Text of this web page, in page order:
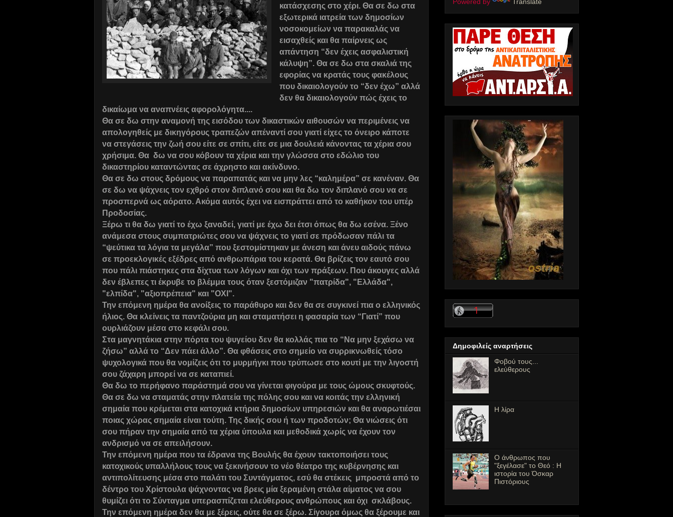
κατάσχεσης στο χέρι. Θα σε δω στα
εξωτερικά ιατρεία των δημοσίων
νοσοκομείων να παρακαλάς να
εισαχθείς και θα παίρνεις ως
απάντηση “δεν έχεις ασφαλιστική
κάλυψη”. Θα σε δω στα σκαλιά της
εφορίας να κρατάς τους φακέλους
που δικαιολογούν το “δεν έχω” αλλά
δεν θα δικαιολογούν πώς έχεις το
δικαίωμα να αναπνέεις αφορολόγητα....
Θα σε δω στην αναμονή της εισόδου των δικαστικών αιθουσών να περιμένεις να
απολογηθείς με δικηγόρους τραπεζών απέναντί σου γιατί είχες το όνειρο κάποτε
να στεγάσεις την ζωή σου είτε σε σπίτι, είτε σε μια δουλειά κάνοντας τα χέρια σου
χρήσιμα. Θα δω να σου κόβουν τα χέρια και την γλώσσα στο εδώλιο του
δικαστηρίου καταντώντας σε άχρηστο και ακίνδυνο.
Θα σε δω στους δρόμους να παραπατάς και να μην λες “καλημέρα” σε κανέναν. Θα
σε δω να ψάχνεις τον εχθρό στον διπλανό σου και θα δω τον διπλανό σου να σε
προσπερνά ως αόρατο. Ακόμα αυτός έχει να εισπράττει από το καθήκον του υπέρ
Προδοσίας.
Ξέρω τι θα δω γιατί το έχω ξαναδεί, γιατί με έχω δει έτσι όπως θα δω εσένα. Ξένο
ανάμεσα στους συμπατριώτες σου να ψάχνεις το γιατί σε πρόδωσαν πάλι τα
“ψεύτικα τα λόγια τα μεγάλα” που ξεστομίστηκαν με άνεση και άνευ αιδούς πάνω
σε προεκλογικές εξέδρες από ανθρωπάρια του κερατά. Θα βρίζεις τον εαυτό σου
που πάλι πιάστηκες στα δίχτυα των λόγων και όχι των πράξεων. Που άκουγες αλλά
δεν έβλεπες τι έκρυβε το βλέμμα τους όταν ξεστόμιζαν "πατρίδα", "Ελλάδα",
"ελπίδα", "αξιοπρέπεια" και "ΟΧΙ".
Την επόμενη ημέρα θα ανοίξεις το παράθυρο και δεν θα σε συγκινεί πια ο ελληνικός
ήλιος. Θα κλείνεις τα παντζούρια μη και σταματήσει η φασαρία των “Γιατί” που
ουρλιάζουν μέσα στο κεφάλι σου.
Στα μαγνητάκια στην πόρτα του ψυγείου δεν θα κολλάς πια το “Να μην ξεχάσω να
ζήσω” αλλά το “Δεν πάει άλλο”. Θα φθάσεις στο σημείο να συρρικνωθείς τόσο
ψυχολογικά που θα νομίζεις ότι το μυρμήγκι που τρύπωσε στο κουτί με την λιγοστή
σου ζάχαρη μπορεί να σε καταπιεί.
Θα δω το περήφανο παράστημά σου να γίνεται φιγούρα με τους ώμους σκυφτούς.
Θα σε δω να σταματάς στην πλατεία της πόλης σου και να κοιτάς την ελληνική
σημαία που κρέμεται στα κατοχικά κτήρια δημοσίων υπηρεσιών και θα αναρωτιέσαι
ποιας χώρας σημαία είναι τούτη. Της δικής σου ή των προδοτών; Θα νιώσεις ότι
σου πήραν την σημαία από τα χέρια ύπουλα και μεθοδικά χωρίς να έχουν τον
ανδρισμό να σε απειλήσουν.
Την επόμενη ημέρα που τα έδρανα της Βουλής θα έχουν τακτοποιήσει τους
κατοχικούς υπαλλήλους τους να ξεκινήσουν το νέο θέατρο της κυβέρνησης και
αντιπολίτευσης μέσα στο παλάτι του Συντάγματος, εσύ θα στέκεις μπροστά από το
δέντρο του Χρίστουλα ψάχνοντας να βρεις μία ξεραμένη στάλα αίματος να σου
θυμίζει ότι το Σύνταγμα υπερασπίζεται ελεύθερους ανθρώπους και όχι σκλάβους.
Την επόμενη ημέρα δεν θα με ξέρεις, ούτε θα σε ξέρω. Σίγουρα όμως θα ξέρουμε και
Δημοφιλείς αναρτήσεις
Φοβού τους...
ελεύθερους
Η λίρα
Ο άνθρωπος που
"ξεγέλασε" το Θεό : Η
ιστορία του Όσκαρ
Πιστόριους